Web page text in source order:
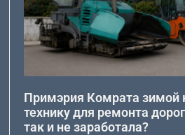
Примэрия Комрата зимой
технику для ремонта
так и не заработала?